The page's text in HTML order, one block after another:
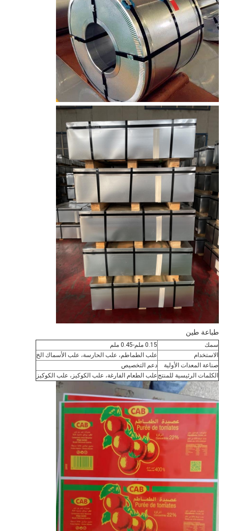
طباعة طين
سمك
0.15 ملم-0.45 ملم
الاستخدام
علب الطماطم، علب الحارسة، علب الأسماك الخ
صناعة المعدات الأولية
دعم التخصيص
الكلمات الرئيسية للمنتج علب الطعام الفارغة، علب الكوكيز، علب الكوكيز